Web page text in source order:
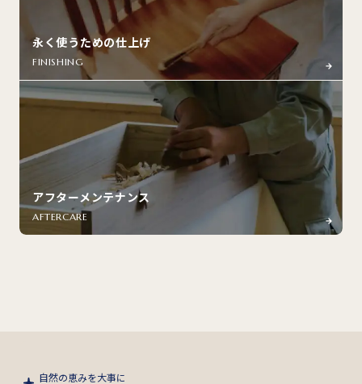
永く使うための仕上げ
FINISHING
アフターメンテナンス
AFTERCARE
自然の恵みを大事に